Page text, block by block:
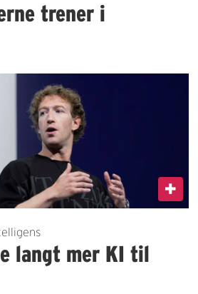
trener i
langt mer KI til